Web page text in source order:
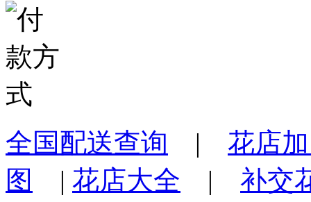
全国配送查询 | 花店
图
| 花店大全 | 补交